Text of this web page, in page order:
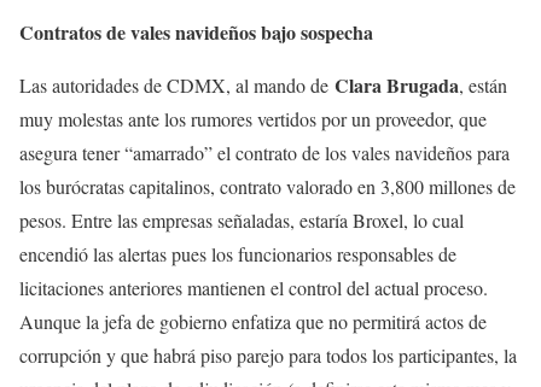
Contratos de vales navideños bajo sospecha
Las autoridades de CDMX, al mando de Clara Brugada, están
muy molestas ante los rumores vertidos por un proveedor, que
asegura tener “amarrado” el contrato de los vales navideños para
los burócratas capitalinos, contrato valorado en 3,800 millones de
pesos. Entre las empresas señaladas, estaría Broxel, lo cual
encendió las alertas pues los funcionarios responsables de
licitaciones anteriores mantienen el control del actual proceso.
Aunque la jefa de gobierno enfatiza que no permitirá actos de
corrupción y que habrá piso parejo para todos los participantes, la